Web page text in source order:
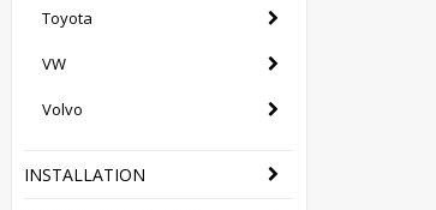
Toyota
VW
Volvo
INSTALLATION